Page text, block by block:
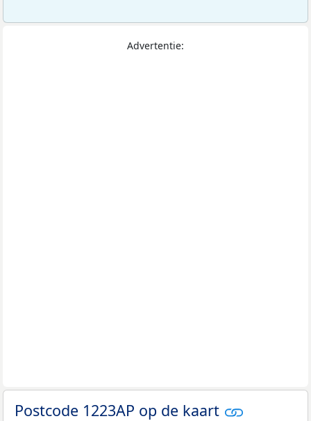
Advertentie:
Postcode 1223AP op de kaart